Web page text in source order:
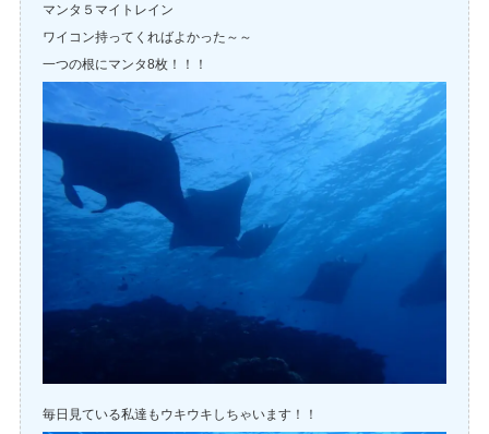
マンタ５マイトレイン
ワイコン持ってくればよかった～～
一つの根にマンタ8枚！！！
毎日見ている私達もウキウキしちゃいます！！